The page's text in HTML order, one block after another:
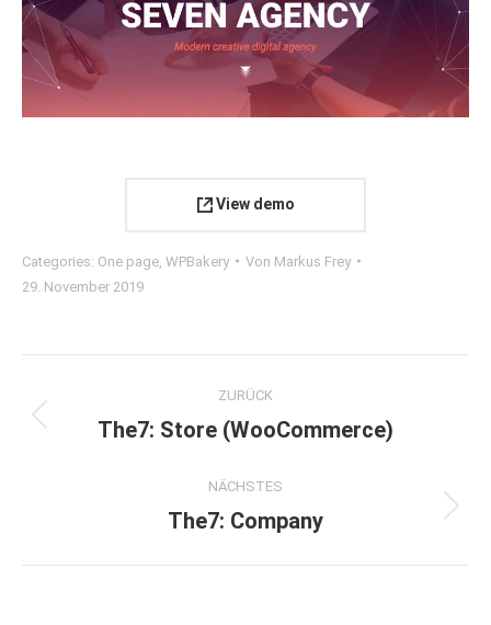
View demo
Categories: One page WPBakery Von Markus Frey
29. November 2019
navigation
ZURÜCK
Previous
The7: Store (WooCommerce)
NÄCHSTES
Next
The7: Company